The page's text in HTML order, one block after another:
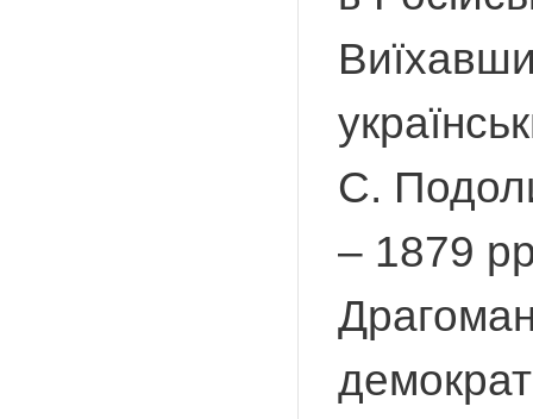
С.
– 1879